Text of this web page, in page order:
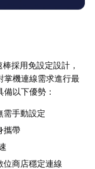
採用免設定設計，
掌機連線需求進行最
以下優勢：
需手動設定
攜帶
位商店穩定連線